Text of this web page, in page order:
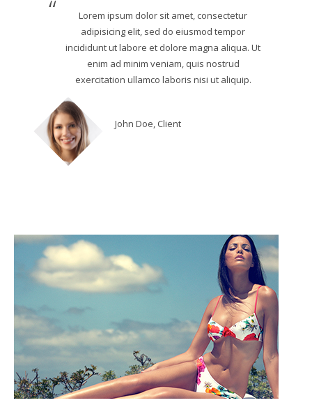
Lorem ipsum dolor sit amet, consectetur
adipisicing elit, sed do eiusmod tempor
incididunt ut labore et dolore magna aliqua. Ut
enim ad minim veniam, quis nostrud
exercitation ullamco laboris nisi ut aliquip.
John Doe, Client